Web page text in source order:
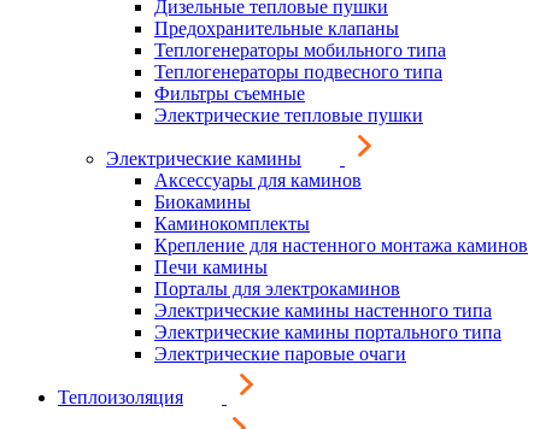
Дизельные тепловые пушки
Предохранительные клапаны
Теплогенераторы мобильного типа
Теплогенераторы подвесного типа
Фильтры съемные
Электрические тепловые пушки
Электрические камины
Аксессуары для каминов
Биокамины
Каминокомплекты
Крепление для настенного монтажа каминов
Печи камины
Порталы для электрокаминов
Электрические камины настенного типа
Электрические камины портального типа
Электрические паровые очаги
Теплоизоляция